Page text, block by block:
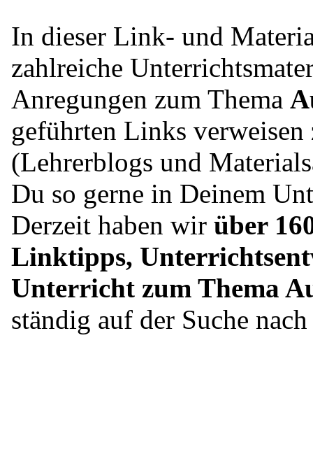
In dieser Link- und
zahlreiche
Anregungen zum Thema
geführten Links
(Lehrerblogs und
Du so gerne in Deinem
Derzeit haben wir über
Linktipps,
Unterricht zum Thema
ständig auf der Suche